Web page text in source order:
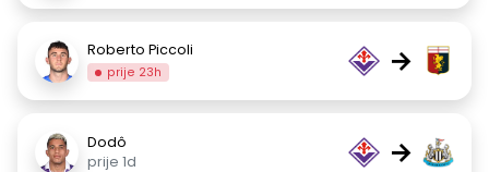
Roberto Piccoli
prije 23h →
Dodô
prije 1d
→